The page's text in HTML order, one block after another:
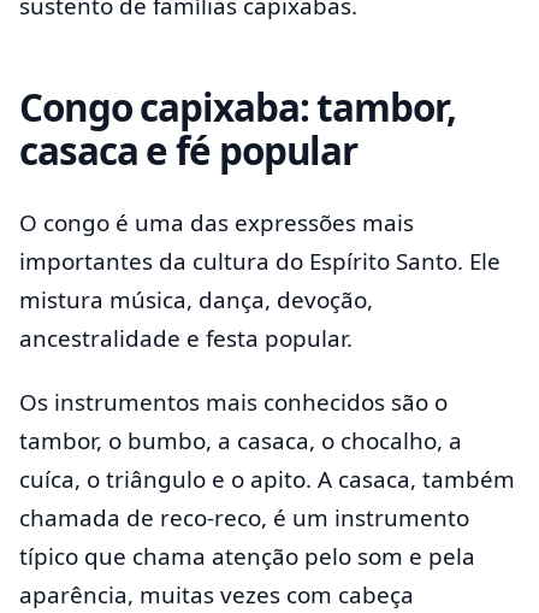
Congo capixaba: tambor,
casaca e fé popular
O congo é uma das expressões mais
importantes da cultura do Espírito Santo. Ele
mistura música, dança, devoção,
ancestralidade e festa popular.
Os instrumentos mais conhecidos são o
tambor, o bumbo, a casaca, o chocalho, a
cuíca, o triângulo e o apito. A casaca, também
chamada de reco-reco, é um instrumento
típico que chama atenção pelo som e pela
aparência, muitas vezes com cabeça